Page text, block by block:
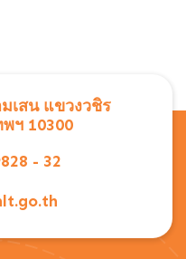
เสน แขวงวชิร
ฯ 10300
- 32